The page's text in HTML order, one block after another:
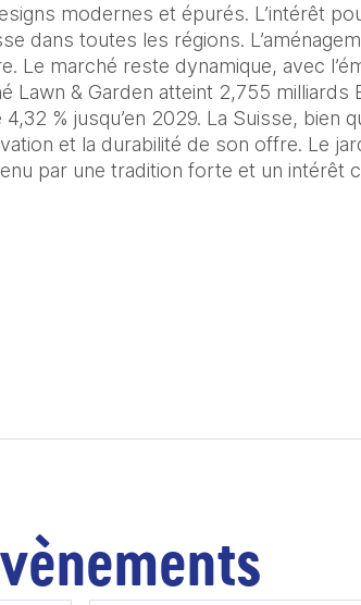
modernes et épurés. L’intérêt
dans toutes les régions.
Le marché reste dynamique, avec
Lawn & Garden atteint 2,755 milliards
% jusqu’en 2029. La Suisse, bien
et la durabilité de son offre. Le
par une tradition forte et un intérêt